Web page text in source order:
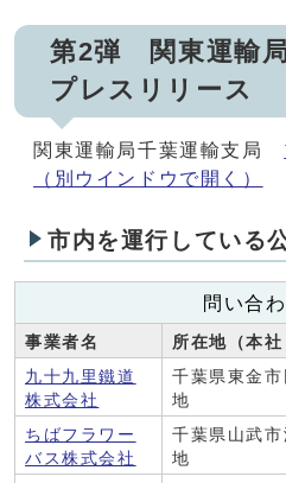
第2弾 関東運輸
プレスリリース
関東運輸局千葉運輸支局
（別ウインドウで開く）
市内を運行している
問い合
事業者名 所在地（本社
九十九里鐵道
株式会社
千葉県東金
地
ちばフラワー
バス株式会社
千葉県山武
地